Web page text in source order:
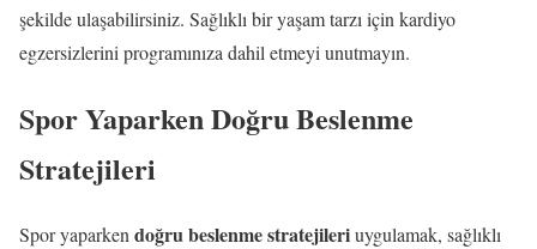
şekilde ulaşabilirsiniz. Sağlıklı bir yaşam tarzı için kardiyo
egzersizlerini programınıza dahil etmeyi unutmayın.
Spor Yaparken Doğru Beslenme
Stratejileri
Spor yaparken doğru beslenme stratejileriuygulamak, sağlıklı